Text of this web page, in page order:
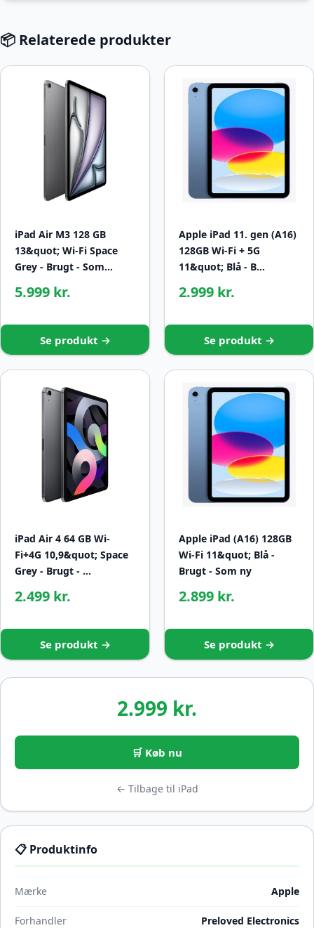
📦 Relaterede produkter
iPad Air M3 128 GB
13&quot; Wi-Fi Space
Grey - Brugt - Som…
5.999 kr.
Se produkt →
Apple iPad 11. gen (A16)
128GB Wi-Fi + 5G
11&quot; Blå - B…
2.999 kr.
Se produkt →
iPad Air 4 64 GB Wi-
Fi+4G 10,9&quot; Space
Grey - Brugt - …
2.499 kr.
Se produkt →
Apple iPad (A16) 128GB
Wi-Fi 11&quot; Blå -
Brugt - Som ny
2.899 kr.
Se produkt →
2.999 kr.
🛒 Køb nu
← Tilbage til iPad
📋 Produktinfo
Mærke Apple
Forhandler Preloved Electronics